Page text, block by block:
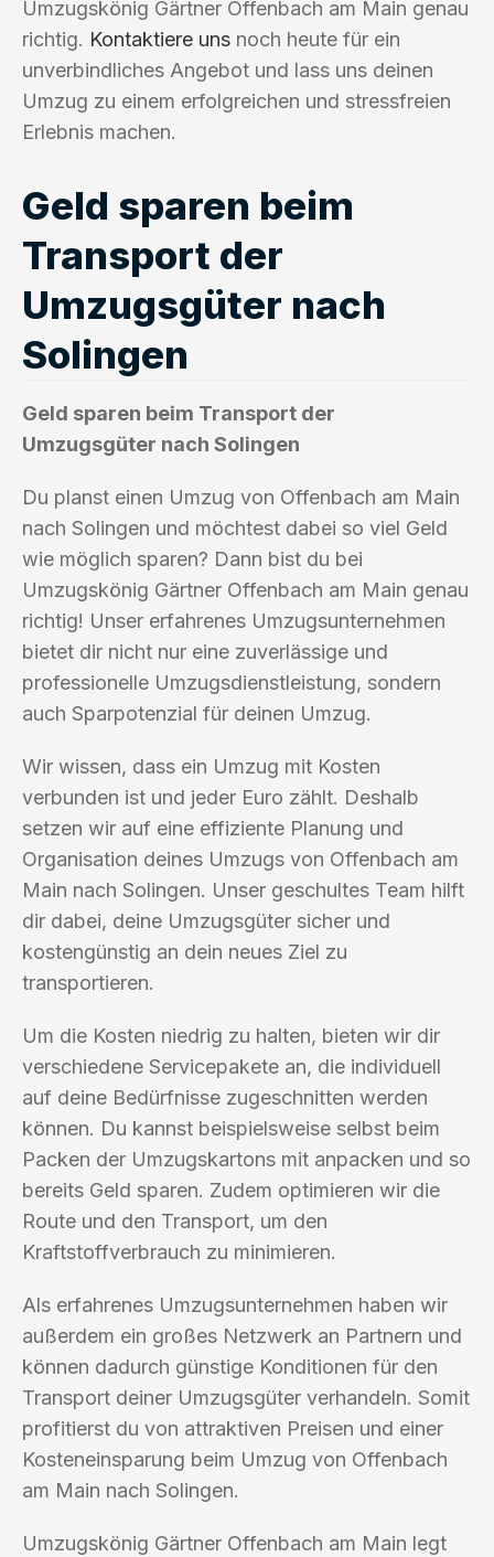
Umzugskönig Gärtner Offenbach am Main genau
richtig. Kontaktiere uns noch heute für ein
unverbindliches Angebot und lass uns deinen
Umzug zu einem erfolgreichen und stressfreien
Erlebnis machen.
Geld sparen beim
Transport der
Umzugsgüter nach
Solingen
Geld sparen beim Transport der
Umzugsgüter nach Solingen
Du planst einen Umzug von Offenbach am Main
nach Solingen und möchtest dabei so viel Geld
wie möglich sparen? Dann bist du bei
Umzugskönig Gärtner Offenbach am Main genau
richtig! Unser erfahrenes Umzugsunternehmen
bietet dir nicht nur eine zuverlässige und
professionelle Umzugsdienstleistung, sondern
auch Sparpotenzial für deinen Umzug.
Wir wissen, dass ein Umzug mit Kosten
verbunden ist und jeder Euro zählt. Deshalb
setzen wir auf eine effiziente Planung und
Organisation deines Umzugs von Offenbach am
Main nach Solingen. Unser geschultes Team hilft
dir dabei, deine Umzugsgüter sicher und
kostengünstig an dein neues Ziel zu
transportieren.
Um die Kosten niedrig zu halten, bieten wir dir
verschiedene Servicepakete an, die individuell
auf deine Bedürfnisse zugeschnitten werden
können. Du kannst beispielsweise selbst beim
Packen der Umzugskartons mit anpacken und so
bereits Geld sparen. Zudem optimieren wir die
Route und den Transport, um den
Kraftstoffverbrauch zu minimieren.
Als erfahrenes Umzugsunternehmen haben wir
außerdem ein großes Netzwerk an Partnern und
können dadurch günstige Konditionen für den
Transport deiner Umzugsgüter verhandeln. Somit
profitierst du von attraktiven Preisen und einer
Kosteneinsparung beim Umzug von Offenbach
am Main nach Solingen.
Umzugskönig Gärtner Offenbach am Main legt